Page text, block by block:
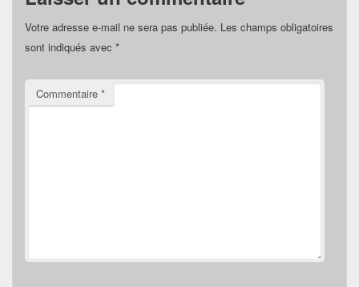
Votre adresse e-mail ne sera pas publiée. Les champs obligatoires
sont indiqués avec *
Commentaire *